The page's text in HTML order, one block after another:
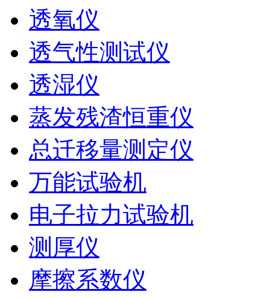
透氧仪
透气性测试仪
透湿仪
蒸发残渣恒重仪
总迁移量测定仪
万能试验机
电子拉力试验机
测厚仪
摩擦系数仪